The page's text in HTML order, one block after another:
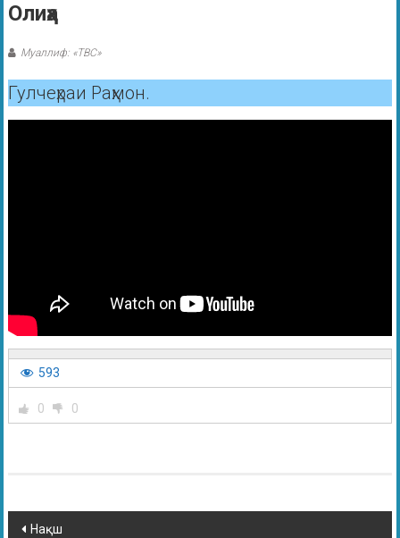
Олиҳа
Муаллиф: «ТВС»
Гулчеҳраи Раҳмон.
593
0 0
Нақш